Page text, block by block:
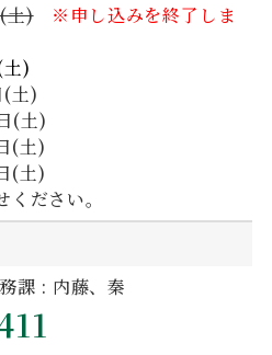
土)
※申し込みを終了しま
)
土)
(土)
(土)
(土)
ださい。
課 : 内藤、秦